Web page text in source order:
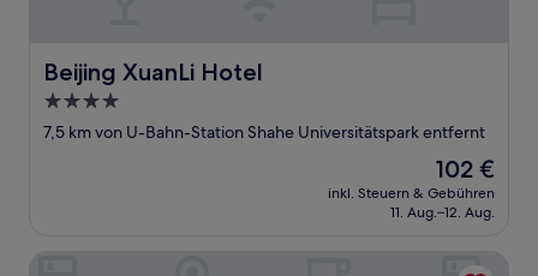
Beijing XuanLi Hotel
Beijing XuanLi Hotel
4.0-
Sterne-
7,5 km von U-Bahn-Station Shahe Universitätspark entfernt
Der
Preis
beträgt
102 €
inkl. Steuern & Gebühren
11. Aug.–12. Aug.